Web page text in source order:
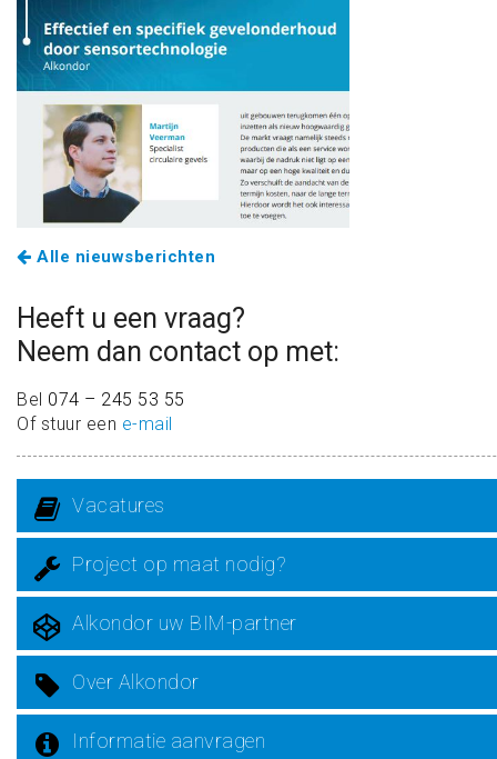
Alle nieuwsberichten
Heeft u een vraag?
Neem dan contact op met:
Bel 074 – 245 53 55
Of stuur een e-mail
Vacatures
Project op maat nodig?
Alkondor uw BIM-partner
Over Alkondor
Informatie aanvragen